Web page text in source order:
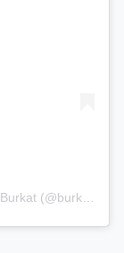
Uma publicação compartilhada por Joanna Burkat (@burkat.joanna)